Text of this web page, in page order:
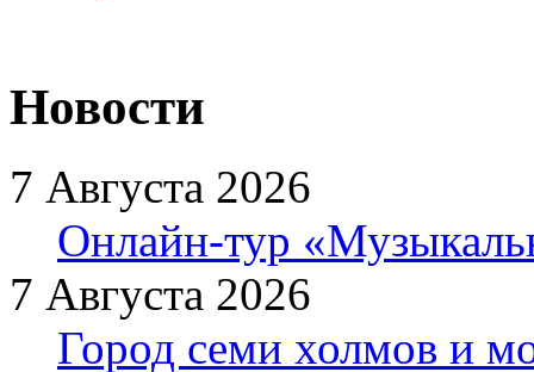
Новости
7 Августа 2026
Онлайн-тур
7 Августа 2026
Город семи холмов и